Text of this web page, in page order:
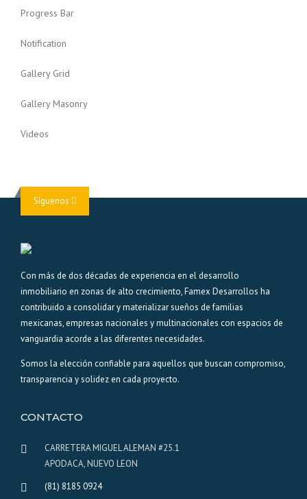
Progress Bar
Notification
Gallery Grid
Gallery Masonry
Videos
Síguenos
Con más de dos décadas de experiencia en el desarrollo
inmobiliario en zonas de alto crecimiento, Famex Desarrollos ha
contribuido a consolidar y materializar sueños de familias
mexicanas, empresas nacionales y multinacionales con espacios de
vanguardia acorde a las diferentes necesidades.
Somos la elección confiable para aquellos que buscan compromiso,
transparencia y solidez en cada proyecto.
CONTACTO
CARRETERA MIGUEL ALEMAN #25.1
APODACA, NUEVO LEON
(81) 8185 0924